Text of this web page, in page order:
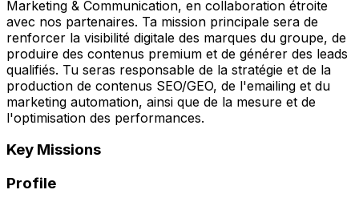
Marketing & Communication, en collaboration étroite
avec nos partenaires. Ta mission principale sera de
renforcer la visibilité digitale des marques du groupe, de
produire des contenus premium et de générer des leads
qualifiés. Tu seras responsable de la stratégie et de la
production de contenus SEO/GEO, de l'emailing et du
marketing automation, ainsi que de la mesure et de
l'optimisation des performances.
Key Missions
Profile